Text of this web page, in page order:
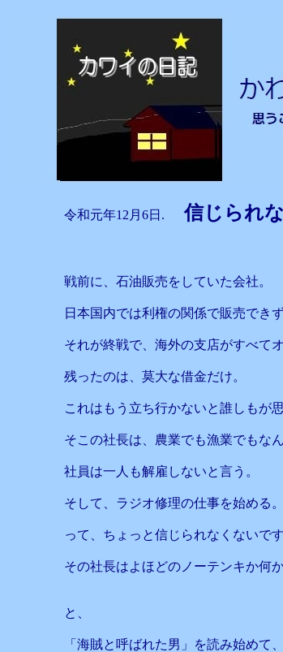
令和元年12月6日. 信じられ
戦前に、石油販売をしていた会社。
日本国内では利権の関係で販売でき
それが終戦で、海外の支店がすべて
残ったのは、莫大な借金だけ。
これはもう立ち行かないと誰しもが
そこの社長は、農業でも漁業でもな
社員は一人も解雇しないと言う。
そして、ラジオ修理の仕事を始める。
って、ちょっと信じられなくないで
その社長はよほどのノーテンキか何
と、
「海賊と呼ばれた男」を読み始めて